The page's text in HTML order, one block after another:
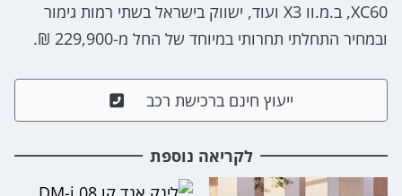
XC60, ב.מ.וו X3 ועוד, ישווק בישראל בשתי רמות גימור
ובמחיר התחלתי תחרותי במיוחד של החל מ-229,900 ₪.
ייעוץ חינם ברכישת רכב
לקריאה נוספת